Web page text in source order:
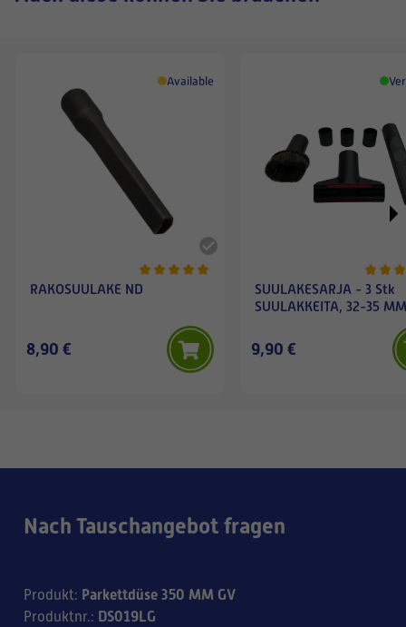
Available
RAKOSUULAKE ND
8,90 €
SUULAKESARJA - 3 Stk
SUULAKKEITA, 32-35
9,90 €
Nach Tauschangebot fragen
Produkt: Parkettdüse 350 MM GV
Produktnr.: DS019LG